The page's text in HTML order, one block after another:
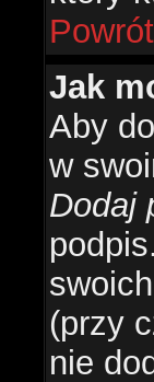
Jak
Aby
w
Dodaj
(przy
nie